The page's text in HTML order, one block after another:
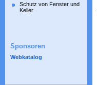
Schutz von Fenster und
Keller
Sponsoren
Webkatalog